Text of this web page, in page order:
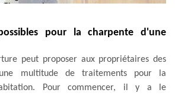
pour la charpente d'une
peut proposer aux propriétaires des
multitude de traitements pour la
Pour commencer, il y a le